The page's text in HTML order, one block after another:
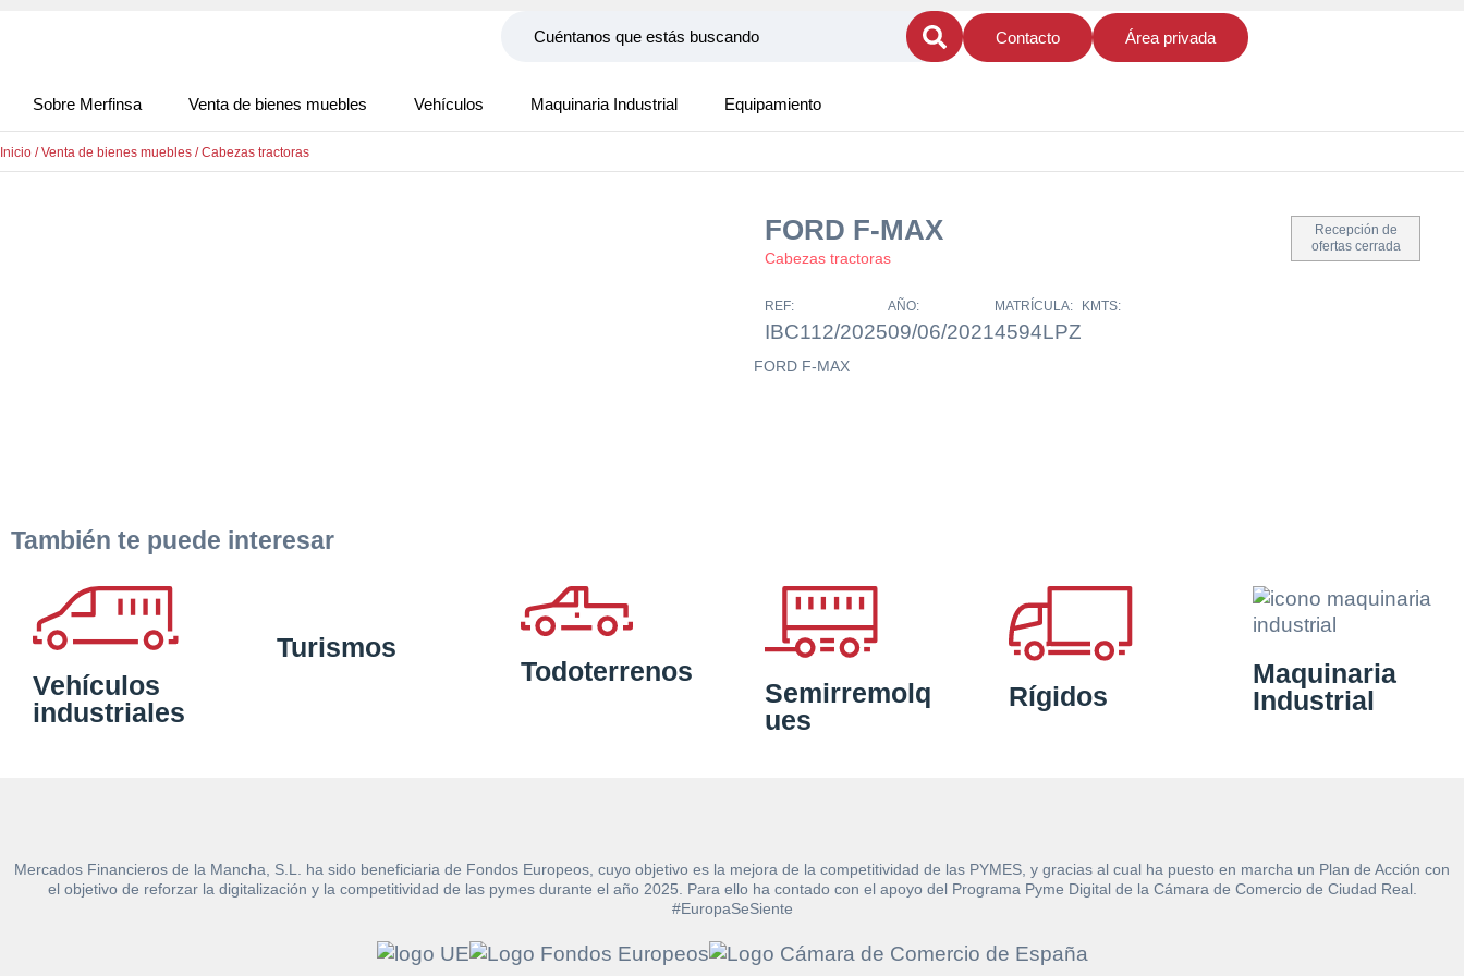
Contacto Área privada
Sobre Merfinsa Venta de bienes muebles Vehículos Maquinaria Industrial Equipamiento
Inicio /Venta de bienes muebles /Cabezas tractoras
FORD F-MAX
Cabezas tractoras
Recepción de
ofertas cerrada
REF:
IBC112/2025
AÑO:
09/06/2021
MATRÍCULA:
4594LPZ
KMTS:
FORD F-MAX
También te puede interesar
Vehículos
industriales
Turismos
Todoterrenos
Semirremolq
ues
Rígidos
Maquinaria
Industrial
Mercados Financieros de la Mancha, S.L. ha sido beneficiaria de Fondos Europeos, cuyo objetivo es la mejora de la competitividad de las PYMES, y gracias al cual ha puesto en marcha un Plan de Acción con
el objetivo de reforzar la digitalización y la competitividad de las pymes durante el año 2025. Para ello ha contado con el apoyo del Programa Pyme Digital de la Cámara de Comercio de Ciudad Real.
#EuropaSeSiente